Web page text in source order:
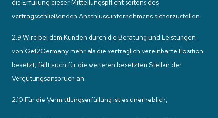
die Erfüllung dieser Mitteilungspflicht seitens des
vertragsschließenden Anschlussunternehmens sicherzustellen.
2.9 Wird bei dem Kunden durch die Beratung und Leistungen
von Get2Germany mehr als die vertraglich vereinbarte Position
besetzt, fällt auch für die weiteren besetzten Stellen der
Vergütungsanspruch an.
2.10 Für die Vermittlungserfüllung ist es unerheblich,